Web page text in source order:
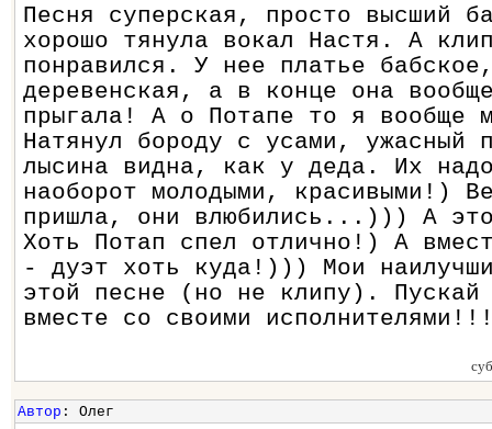
Песня суперская, просто высший
хорошо тянула вокал Настя. А
понравился. У нее платье
деревенская, а в конце она
прыгала! А о Потапе то я вообще
Натянул бороду с усами, ужасный
лысина видна, как у деда. Их
наоборот молодыми, красивыми!)
пришла, они влюбились...))) А
Хоть Потап спел отлично!) А
- дуэт хоть куда!))) Мои
этой песне (но не клипу). Пускай
вместе со своими
Автор : Олег